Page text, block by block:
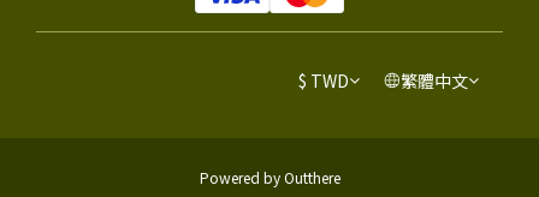
$ TWD 繁體中文
Powered by Outthere